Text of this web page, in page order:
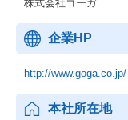
株式会社ゴーガ
企業HP
http://www.goga.co.jp/
本社所在地